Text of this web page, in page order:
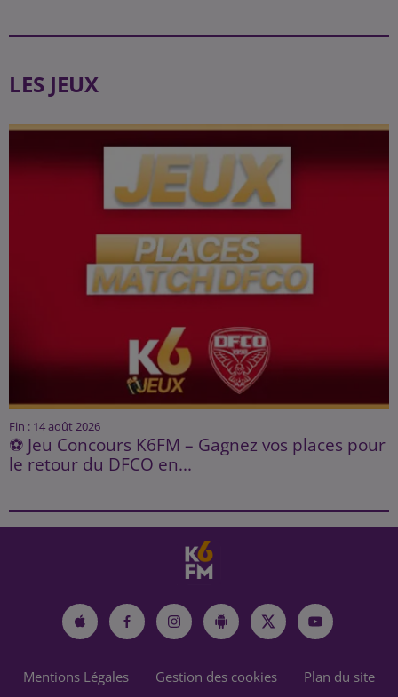
LES JEUX
Fin : 14 août 2026
⚽ Jeu Concours K6FM – Gagnez vos places pour
le retour du DFCO en...
Mentions Légales Gestion des cookies Plan du site